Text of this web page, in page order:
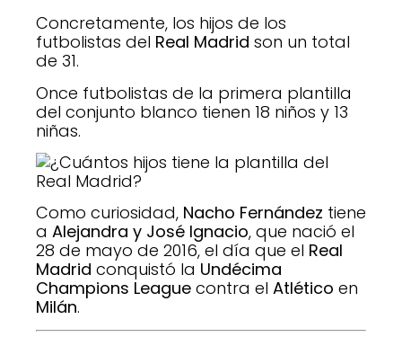
Concretamente, los hijos de los
futbolistas del Real Madrid son un total
de 31.
Once futbolistas de la primera plantilla
del conjunto blanco tienen 18 niños y 13
niñas.
Como curiosidad, Nacho Fernández tiene
a Alejandra y José Ignacio, que nació el
28 de mayo de 2016, el día que el Real
Madrid conquistó la Undécima
Champions League contra el Atlético en
Milán.